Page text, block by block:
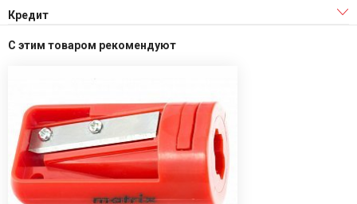
Кредит
С этим товаром рекомендуют